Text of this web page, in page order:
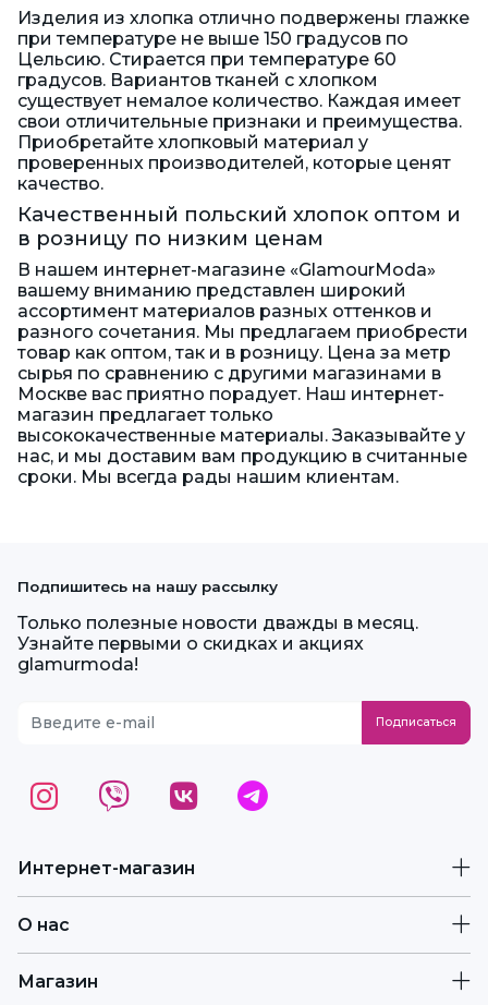
Изделия из хлопка отлично подвержены глажке
при температуре не выше 150 градусов по
Цельсию. Стирается при температуре 60
градусов. Вариантов тканей с хлопком
существует немалое количество. Каждая имеет
свои отличительные признаки и преимущества.
Приобретайте хлопковый материал у
проверенных производителей, которые ценят
качество.
Качественный польский хлопок оптом и
в розницу по низким ценам
В нашем интернет-магазине «GlamourModa»
вашему вниманию представлен широкий
ассортимент материалов разных оттенков и
разного сочетания. Мы предлагаем приобрести
товар как оптом, так и в розницу. Цена за метр
сырья по сравнению с другими магазинами в
Москве вас приятно порадует. Наш интернет-
магазин предлагает только
высококачественные материалы. Заказывайте у
нас, и мы доставим вам продукцию в считанные
сроки. Мы всегда рады нашим клиентам.
Интернет-магазин
О нас
Магазин
Подпишитесь на нашу рассылку
Только полезные новости дважды в месяц.
Узнайте первыми о скидках и акциях
glamurmoda!